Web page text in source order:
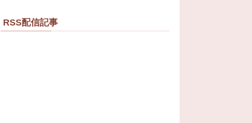
RSS配信記事